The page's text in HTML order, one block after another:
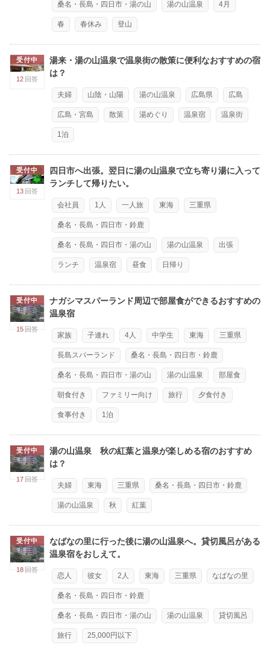
桑名・長島・四日市・湯の山 湯の山温泉 4月
春 春休み 登山
受付中
12 回答
湯来・湯の山温泉で温泉街の散策に便利なおすすめの宿
は？
夫婦 山陰・山陽 湯の山温泉 広島県 広島
広島・宮島 散策 湯めぐり 温泉宿 温泉街
1泊
受付中
13 回答
四日市へ出張。翌日に湯の山温泉で立ち寄り湯に入って
ランチして帰りたい。
会社員 1人 一人旅 東海 三重県
桑名・長島・四日市・鈴鹿
桑名・長島・四日市・湯の山 湯の山温泉 出張
ランチ 温泉宿 昼食 日帰り
受付中
15 回答
ナガシマスパーランド周辺で部屋食ができるおすすめの
温泉宿
家族 子連れ 4人 中学生 東海 三重県
長島スパーランド 桑名・長島・四日市・鈴鹿
桑名・長島・四日市・湯の山 湯の山温泉 部屋食
朝食付き ファミリー向け 旅行 夕食付き
食事付き 1泊
受付中
17 回答
湯の山温泉 秋の紅葉と温泉が楽しめる宿のおすすめ
は？
夫婦 東海 三重県 桑名・長島・四日市・鈴鹿
湯の山温泉 秋 紅葉
受付中
18 回答
なばなの里に行った後に湯の山温泉へ。貸切風呂がある
温泉宿をおしえて。
恋人 彼女 2人 東海 三重県 なばなの里
桑名・長島・四日市・鈴鹿
桑名・長島・四日市・湯の山 湯の山温泉 貸切風呂
旅行 25,000円以下